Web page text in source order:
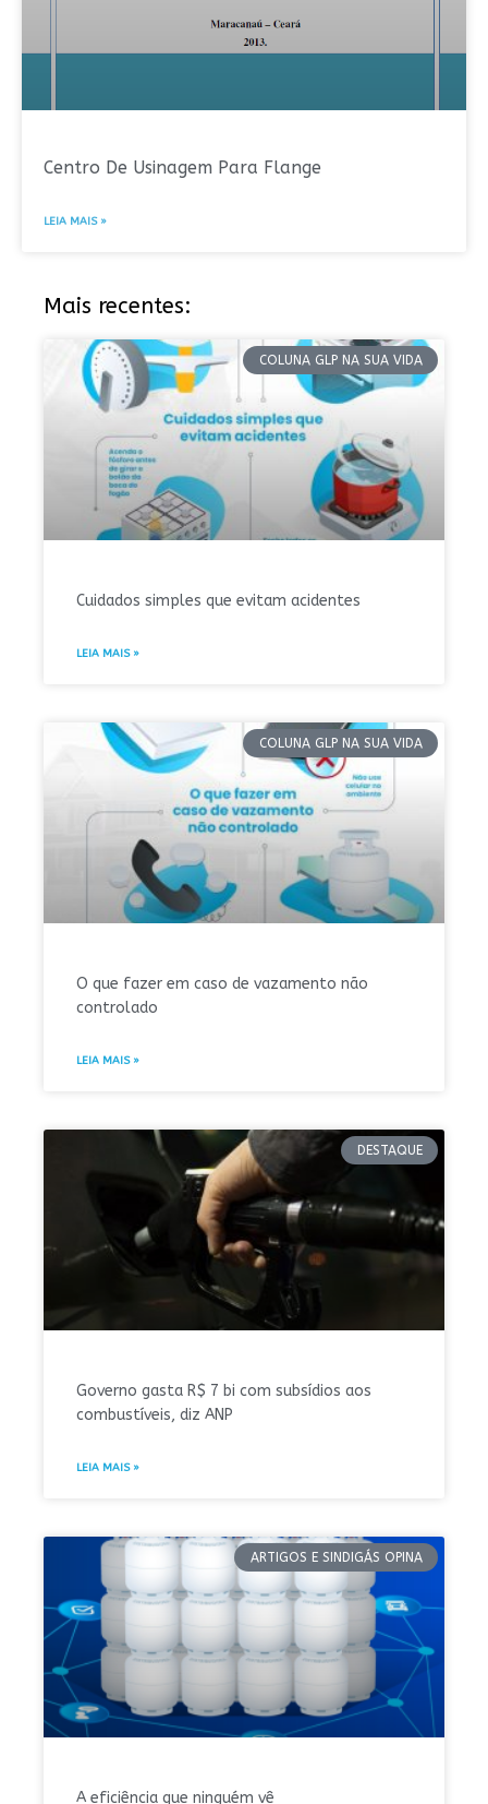
Centro De Usinagem Para Flange
LEIA MAIS »
Mais recentes:
COLUNA GLP NA SUA VIDA
Cuidados simples que evitam acidentes
LEIA MAIS »
COLUNA GLP NA SUA VIDA
O que fazer em caso de vazamento não
controlado
LEIA MAIS »
DESTAQUE
Governo gasta R$ 7 bi com subsídios aos
combustíveis, diz ANP
LEIA MAIS »
ARTIGOS E SINDIGÁS OPINA
A eficiência que ninguém vê